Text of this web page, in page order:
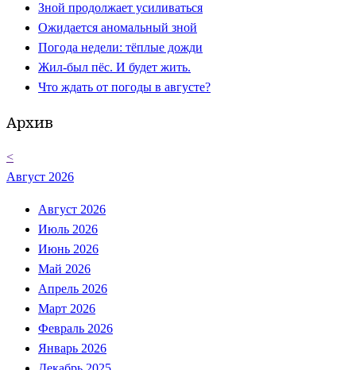
Зной продолжает усиливаться
Ожидается аномальный зной
Погода недели: тёплые дожди
Жил-был пёс. И будет жить.
Что ждать от погоды в августе?
Архив
<
Август 2026
Август 2026
Июль 2026
Июнь 2026
Май 2026
Апрель 2026
Март 2026
Февраль 2026
Январь 2026